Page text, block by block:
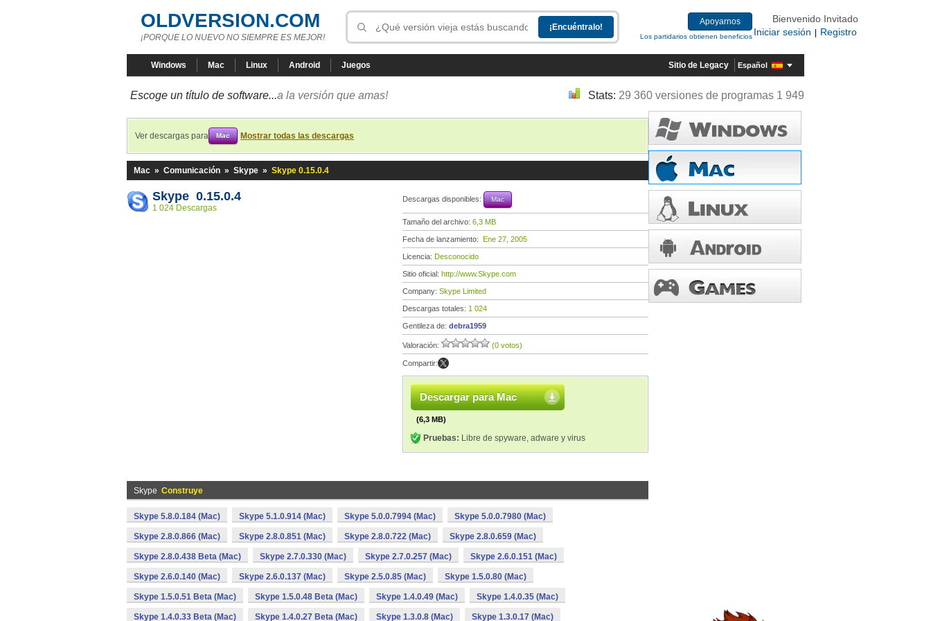
OLDVERSION.COM
¡PORQUE LO NUEVO NO SIEMPRE ES MEJOR!
Apoyarnos
Los partidarios obtienen beneficios
Bienvenido Invitado
Iniciar sesión
Registro
Windows Mac Linux Android Juegos Sitio de Legacy Español
Escoge un título de software...a la versión que amas! Stats: 29 360 versiones de programas 1 949
Ver descargas para Mac Mostrar todas las descargas
Mac » Comunicación » Skype » Skype 0.15.0.4
Skype 0.15.0.4
1 024 Descargas
Descargas disponibles: Mac
Tamaño del archivo: 6,3 MB
Fecha de lanzamiento: Ene 27, 2005
Licencia: Desconocido
Sitio oficial: http://www.Skype.com
Company: Skype Limited
Descargas totales: 1 024
Gentileza de: debra1959
Valoración: (0 votos)
Compartir:
Descargar para Mac
(6,3 MB)
Pruebas: Libre de spyware, adware y virus
Skype Construye
Skype 5.8.0.184 (Mac) Skype 5.1.0.914 (Mac) Skype 5.0.0.7994 (Mac) Skype 5.0.0.7980 (Mac)
Skype 2.8.0.866 (Mac) Skype 2.8.0.851 (Mac) Skype 2.8.0.722 (Mac) Skype 2.8.0.659 (Mac)
Skype 2.8.0.438 Beta (Mac) Skype 2.7.0.330 (Mac) Skype 2.7.0.257 (Mac) Skype 2.6.0.151 (Mac)
Skype 2.6.0.140 (Mac) Skype 2.6.0.137 (Mac) Skype 2.5.0.85 (Mac) Skype 1.5.0.80 (Mac)
Skype 1.5.0.51 Beta (Mac) Skype 1.5.0.48 Beta (Mac) Skype 1.4.0.49 (Mac) Skype 1.4.0.35 (Mac)
Skype 1.4.0.33 Beta (Mac) Skype 1.4.0.27 Beta (Mac) Skype 1.3.0.8 (Mac) Skype 1.3.0.17 (Mac)